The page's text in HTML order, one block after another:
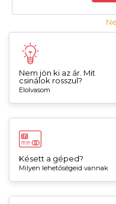
Nem jön ki az ár. Mit
csinálok rosszul?
Elolvasom
Késett a géped?
Milyen lehetőségeid vannak